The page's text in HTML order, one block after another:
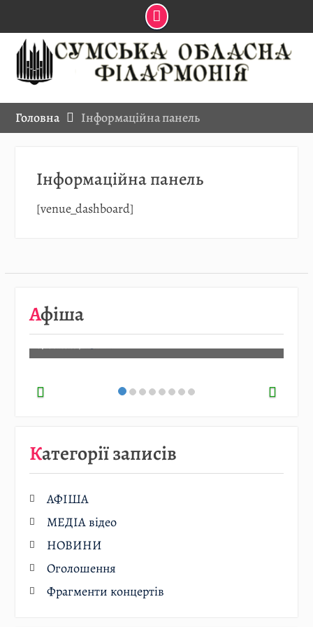
Skip
content
Головна Інформаційна панель
Інформаційна панель
[venue_dashboard]
Афіша
08.08
Детальніше…
Категорії записів
АФІША
МЕДІА відео
НОВИНИ
Оголошення
Фрагменти концертів